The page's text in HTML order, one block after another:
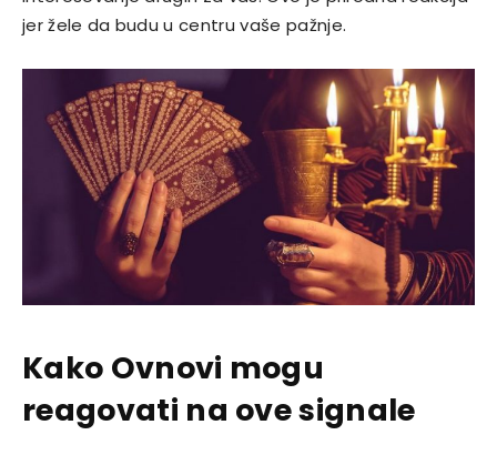
jer žele da budu u centru vaše pažnje.
Kako Ovnovi mogu
reagovati na ove signale